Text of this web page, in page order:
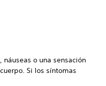
o una sensación
Si los síntomas